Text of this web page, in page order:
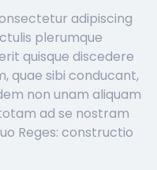
adipiscing
plerumque
quisque discedere
quae sibi conducant,
non unam aliquam
ad se nostram
Reges: constructio